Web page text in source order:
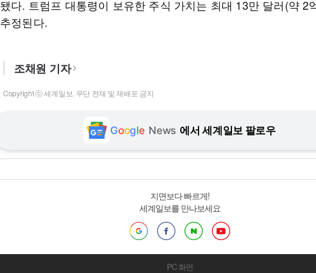
됐다. 트럼프 대통령이 보유한 주식 가치는 최대 13만 달러(약 2
추정된다.
조채원 기자
Copyright ⓒ 세계일보. 무단 전재 및 재배포 금지
Google News 에서 세계일보 팔로우
지면보다 빠르게!
세계일보를 만나보세요
PC 화면